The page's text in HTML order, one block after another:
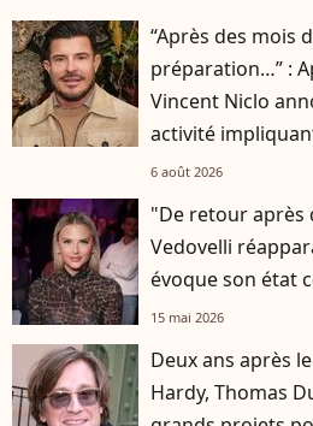
“Après des mois
préparation…” :
Vincent Niclo
activité
personnalités
6 août 2026
"De retour après
Vedovelli
évoque son état
15 mai 2026
Deux ans après
Hardy, Thomas